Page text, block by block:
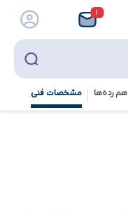
۱
هم رده‌ها‌ مشخصات فنی